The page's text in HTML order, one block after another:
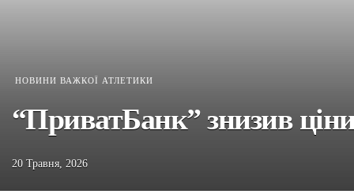
НОВИНИ ВАЖКОЇ АТЛЕТИКИ
“ПриватБанк” знизив
20 Травня, 2026